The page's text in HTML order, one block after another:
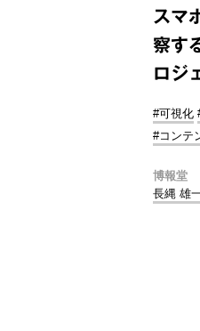
スマ
察す
ロジ
#可視化
#コンテ
博報堂
長縄 雄